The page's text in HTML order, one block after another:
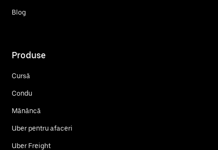
Blog
Produse
Cursă
Condu
Mănâncă
Uber pentru afaceri
Uber Freight